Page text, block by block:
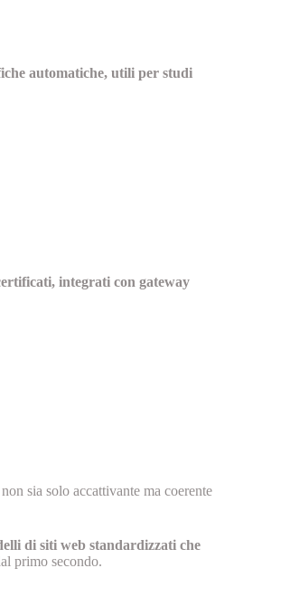
automatiche, utili per studi
integrati con gateway
sia solo accattivante ma coerente
di siti web standardizzati che
primo secondo.